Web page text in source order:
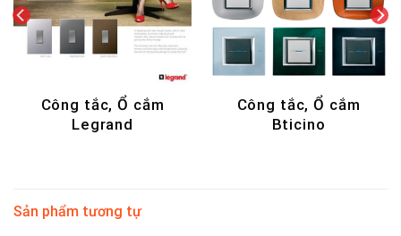
DECOR - NẾN THƠM Hộp âm sàn
Sản phẩm tương tự